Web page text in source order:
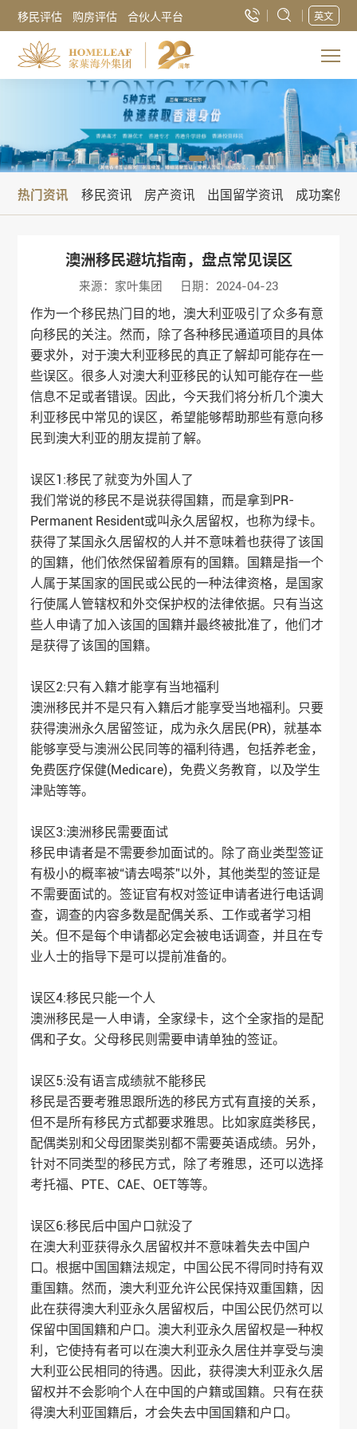
移民评估 购房评估 合伙人平台 英文
热门资讯 移民资讯 房产资讯 出国留学资讯 成功案例
澳洲移民避坑指南，盘点常见误区
来源：家叶集团 日期：2024-04-23
作为一个移民热门目的地，澳大利亚吸引了众多有意
向移民的关注。然而，除了各种移民通道项目的具体
要求外，对于澳大利亚移民的真正了解却可能存在一
些误区。很多人对澳大利亚移民的认知可能存在一些
信息不足或者错误。因此，今天我们将分析几个澳大
利亚移民中常见的误区，希望能够帮助那些有意向移
民到澳大利亚的朋友提前了解。
误区1:移民了就变为外国人了
我们常说的移民不是说获得国籍，而是拿到PR-
Permanent Resident或叫永久居留权，也称为绿卡。
获得了某国永久居留权的人并不意味着也获得了该国
的国籍，他们依然保留着原有的国籍。国籍是指一个
人属于某国家的国民或公民的一种法律资格，是国家
行使属人管辖权和外交保护权的法律依据。只有当这
些人申请了加入该国的国籍并最终被批准了，他们才
是获得了该国的国籍。
误区2:只有入籍才能享有当地福利
澳洲移民并不是只有入籍后才能享受当地福利。只要
获得澳洲永久居留签证，成为永久居民(PR)，就基本
能够享受与澳洲公民同等的福利待遇，包括养老金，
免费医疗保健(Medicare)，免费义务教育，以及学生
津贴等等。
误区3:澳洲移民需要面试
移民申请者是不需要参加面试的。除了商业类型签证
有极小的概率被“请去喝茶”以外，其他类型的签证是
不需要面试的。签证官有权对签证申请者进行电话调
查，调查的内容多数是配偶关系、工作或者学习相
关。但不是每个申请都必定会被电话调查，并且在专
业人士的指导下是可以提前准备的。
误区4:移民只能一个人
澳洲移民是一人申请，全家绿卡，这个全家指的是配
偶和子女。父母移民则需要申请单独的签证。
误区5:没有语言成绩就不能移民
移民是否要考雅思跟所选的移民方式有直接的关系，
但不是所有移民方式都要求雅思。比如家庭类移民，
配偶类别和父母团聚类别都不需要英语成绩。另外，
针对不同类型的移民方式，除了考雅思，还可以选择
考托福、PTE、CAE、OET等等。
误区6:移民后中国户口就没了
在澳大利亚获得永久居留权并不意味着失去中国户
口。根据中国国籍法规定，中国公民不得同时持有双
重国籍。然而，澳大利亚允许公民保持双重国籍，因
此在获得澳大利亚永久居留权后，中国公民仍然可以
保留中国国籍和户口。澳大利亚永久居留权是一种权
利，它使持有者可以在澳大利亚永久居住并享受与澳
大利亚公民相同的待遇。因此，获得澳大利亚永久居
留权并不会影响个人在中国的户籍或国籍。只有在获
得澳大利亚国籍后，才会失去中国国籍和户口。